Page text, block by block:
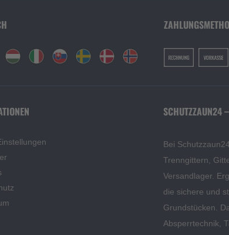
SCHUTZZAUN24
Bei
Trenngittern,
Versandlager.
die sichere und
Grundstücken.
Absperrtechnik,